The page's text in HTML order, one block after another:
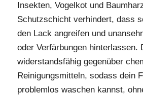
Insekten, Vogelkot und
Schutzschicht verhindert, dass
den Lack angreifen und
oder Verfärbungen hinterlassen.
widerstandsfähig gegenüber
Reinigungsmitteln, sodass dein
problemlos waschen kannst,